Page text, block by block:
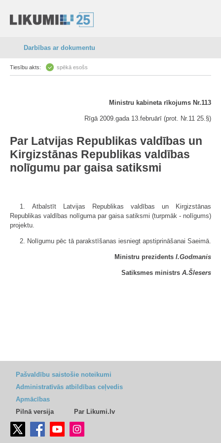
Darbības ar dokumentu
Tiesību akts: spēkā esošs
Ministru kabineta rīkojums Nr.113
Rīgā 2009.gada 13.februārī (prot. Nr.11 25.§)
Par Latvijas Republikas valdības un
Kirgizstānas Republikas valdības
nolīgumu par gaisa satiksmi
1. Atbalstīt Latvijas Republikas valdības un Kirgizstānas
Republikas valdības nolīguma par gaisa satiksmi (turpmāk - nolīgums)
projektu.
2. Nolīgumu pēc tā parakstīšanas iesniegt apstiprināšanai Saeimā.
Ministru prezidents I.Godmanis
Satiksmes ministrs A.Šlesers
Pašvaldību saistošie noteikumi
Administratīvās atbildības ceļvedis
Apmācības
Pilnā versija
Par Likumi.lv